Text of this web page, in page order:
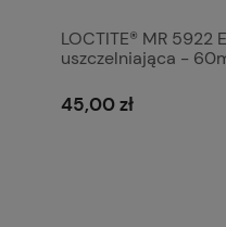
LOCTITE® MR 5922
uszczelniająca -
45,00 zł